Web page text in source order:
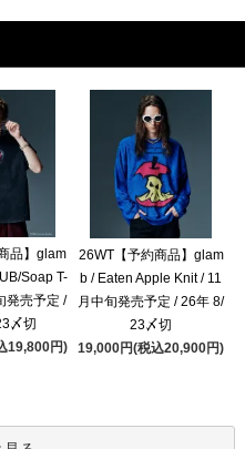
品】glam
Soap T-
発売予定 /
〆切
19,800円)
26WT【予約商品】glam
b / Eaten Apple Knit / 11
月中旬発売予定 / 26年 8/
23〆切
19,000円(税込20,900円)